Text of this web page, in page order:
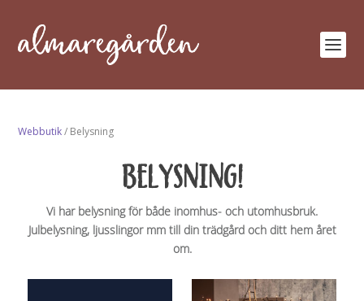
Webbutik/ Belysning
BELYSNING!
Vi har belysning för både inomhus- och utomhusbruk.
Julbelysning, ljusslingor mm till din trädgård och ditt hem året
om.